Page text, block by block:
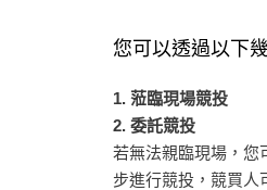
您可以透過以下
1. 蒞臨現場競投
2. 委託競投
若無法親臨現場，您
步進行競投，競買人